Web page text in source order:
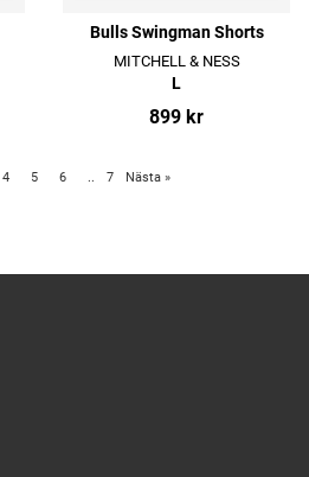
Bulls Swingman Shorts
MITCHELL & NESS
L
899 kr
4 5 6 .. 7 Nästa »